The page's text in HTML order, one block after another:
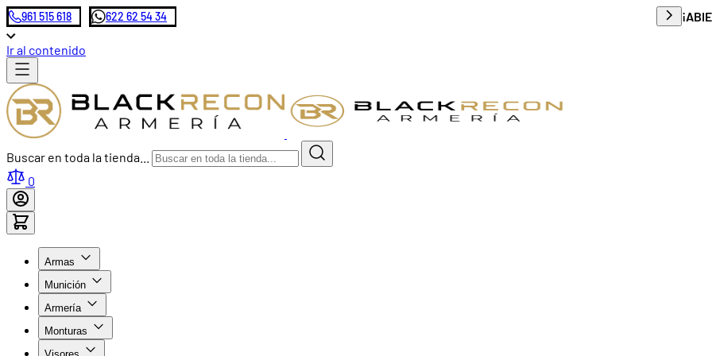
Envío
961 515 618 622 62 54 34
Ir al contenido
Buscar en toda la tienda...
0
Armas
Munición
Armería
Monturas